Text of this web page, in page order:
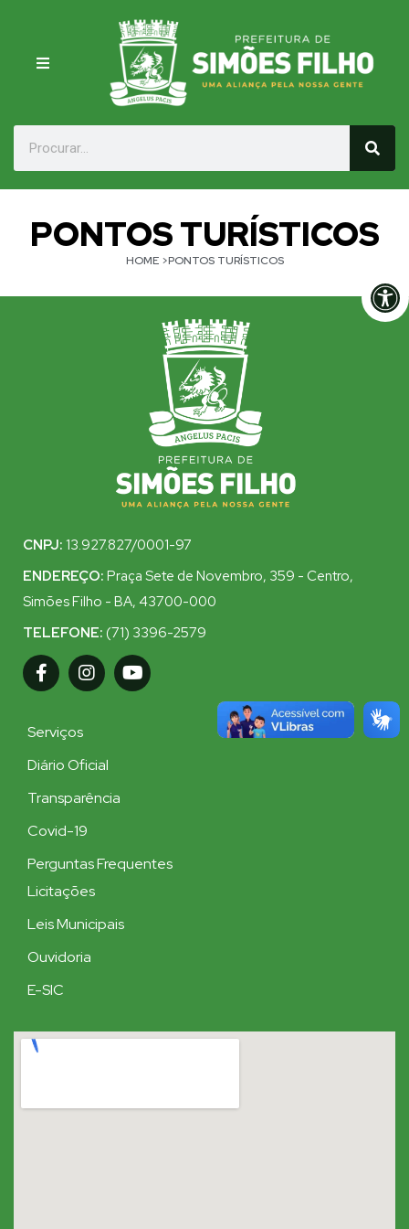
PONTOS TURÍSTICOS
HOME>PONTOS TURÍSTICOS
CNPJ: 13.927.827/0001-97
ENDEREÇO: Praça Sete de Novembro, 359 - Centro,
Simões Filho - BA, 43700-000
TELEFONE: (71) 3396-2579
Serviços
Diário Oficial
Transparência
Covid-19
Perguntas Frequentes
Licitações
Leis Municipais
Ouvidoria
E-SIC